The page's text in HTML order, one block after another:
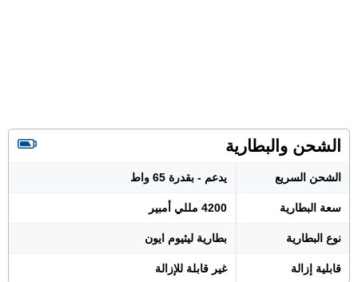
الشحن والبطارية
الشحن السريع يدعم - بقدرة 65 واط
سعة البطارية 4200 مللي أمبير
نوع البطارية بطارية ليثيوم ايون
قابلية إزالة غير قابلة للإزالة